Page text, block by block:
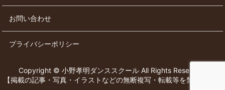
お問い合わせ
プライバシーポリシー
Copyright © 小野孝明ダンススクール All Rights Reserved.
【掲載の記事・写真・イラストなどの無断複写・転載等を禁じます】